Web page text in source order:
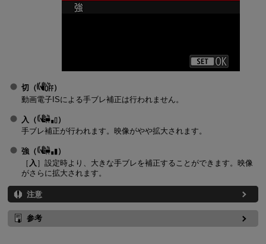
切 （
）
動画電子ISによる手ブレ補正は行われません。
入 （
）
手ブレ補正が行われます。映像がやや拡大されます。
強（
）
［ 入 ］設定時より、大きな手ブレを補正することができます。映像
がさらに拡大されます。
注意
参考